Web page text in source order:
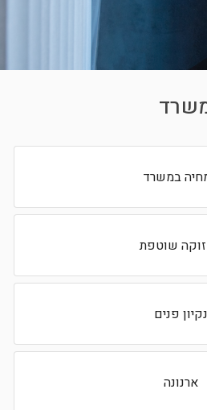
במשרד
שוטפת
נקיון פנים
ארנונה